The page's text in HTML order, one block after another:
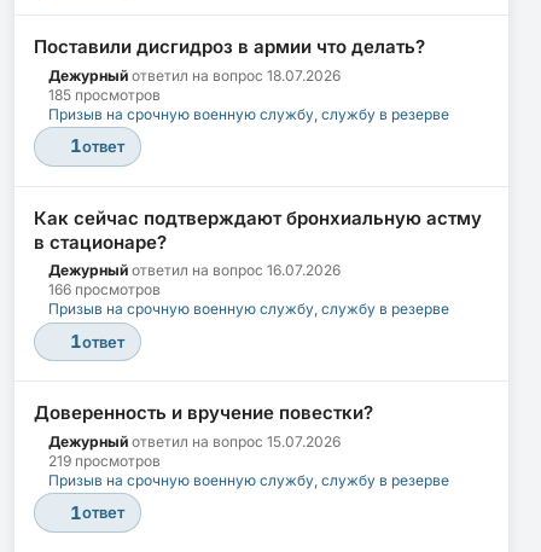
Поставили дисгидроз в армии что делать?
Дежурный ответил на вопрос 18.07.2026
185 просмотров
Призыв на срочную военную службу, службу в резерве
1ответ
Как сейчас подтверждают бронхиальную астму
в стационаре?
Дежурный ответил на вопрос 16.07.2026
166 просмотров
Призыв на срочную военную службу, службу в резерве
1ответ
Доверенность и вручение повестки?
Дежурный ответил на вопрос 15.07.2026
219 просмотров
Призыв на срочную военную службу, службу в резерве
1ответ